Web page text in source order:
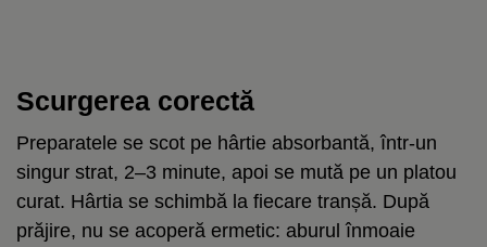
Scurgerea corectă
Preparatele se scot pe hârtie absorbantă, într-un
singur strat, 2–3 minute, apoi se mută pe un platou
curat. Hârtia se schimbă la fiecare tranșă. După
prăjire, nu se acoperă ermetic: aburul înmoaie